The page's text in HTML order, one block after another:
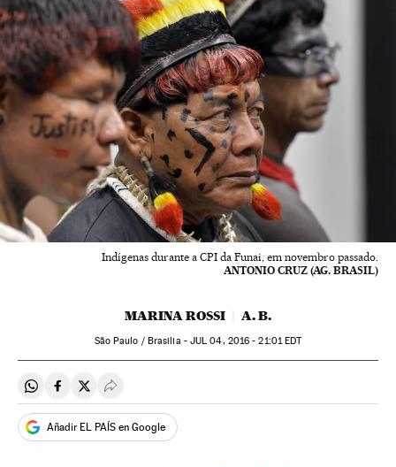
Indígenas durante a CPI da Funai, em novembro passado.
ANTONIO CRUZ (AG. BRASIL)
MARINA ROSSI A. B.
São Paulo / Brasilia - JUL 04, 2016 - 21:01EDT
Compartir en Whatsapp
Compartir en Facebook
Compartir en Twitter
Desplegar Redes Sociales
Añadir EL PAÍS en Google